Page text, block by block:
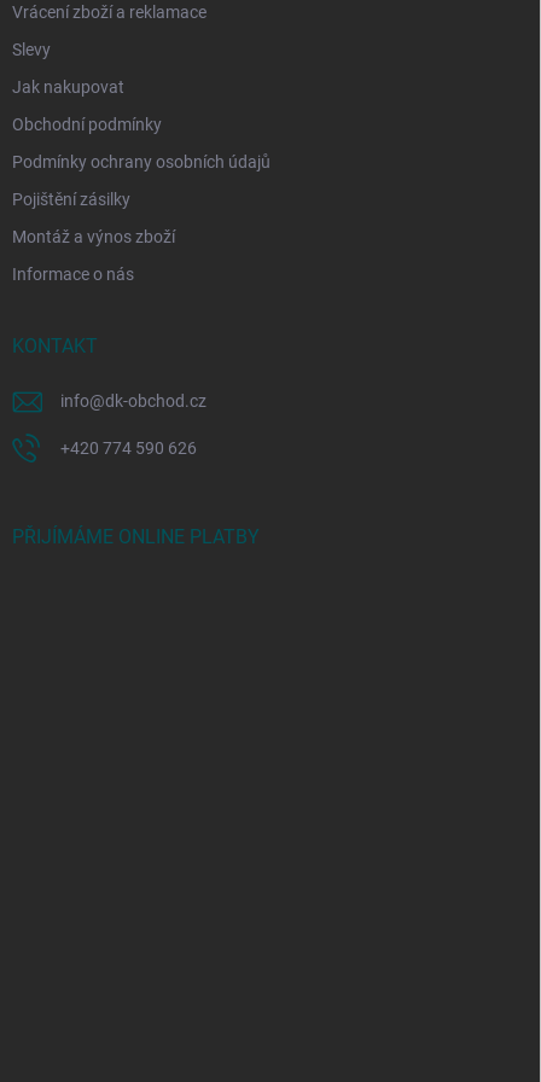
Vrácení zboží a reklamace
Slevy
Jak nakupovat
Obchodní podmínky
Podmínky ochrany osobních údajů
Pojištění zásilky
Montáž a výnos zboží
Informace o nás
KONTAKT
info@dk-obchod.cz
+420 774 590 626
PŘIJÍMÁME ONLINE PLATBY